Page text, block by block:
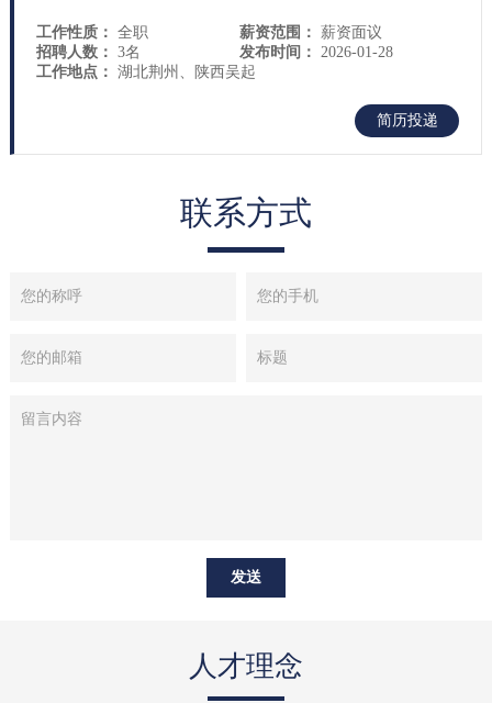
工作性质： 全职 薪资范围： 薪资面议
招聘人数： 3名 发布时间： 2026-01-28
工作地点： 湖北荆州、陕西吴起
简历投递
联系方式
您的称呼 您的手机
您的邮箱 标题
留言内容
人才理念